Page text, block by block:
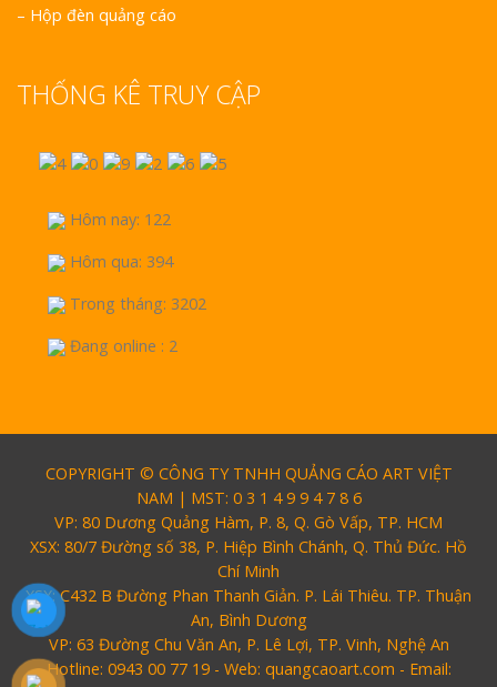
– Hộp đèn quảng cáo
THỐNG KÊ TRUY CẬP
Hôm nay: 122
Hôm qua: 394
Trong tháng: 3202
Đang online : 2
COPYRIGHT © CÔNG TY TNHH QUẢNG CÁO ART VIỆT
NAM | MST: 0 3 1 4 9 9 4 7 8 6
VP: 80 Dương Quảng Hàm, P. 8, Q. Gò Vấp, TP. HCM
XSX: 80/7 Đường số 38, P. Hiệp Bình Chánh, Q. Thủ Đức. Hồ
Chí Minh
XSX: C432 B Đường Phan Thanh Giản. P. Lái Thiêu. TP. Thuận
An, Bình Dương
VP: 63 Đường Chu Văn An, P. Lê Lợi, TP. Vinh, Nghệ An
Hotline: 0943 00 77 19 - Web: quangcaoart.com - Email: